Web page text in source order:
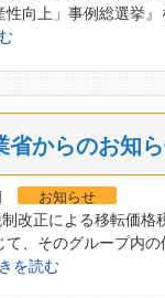
性向上」事例総選挙
省からのお知
お知らせ
改正による移転価格
て、そのグループ内
きを読む